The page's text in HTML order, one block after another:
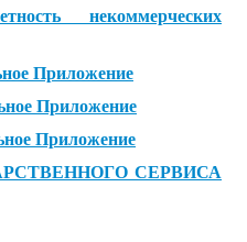
некоммерческих
Приложение
Приложение
Приложение
СЕРВИСА